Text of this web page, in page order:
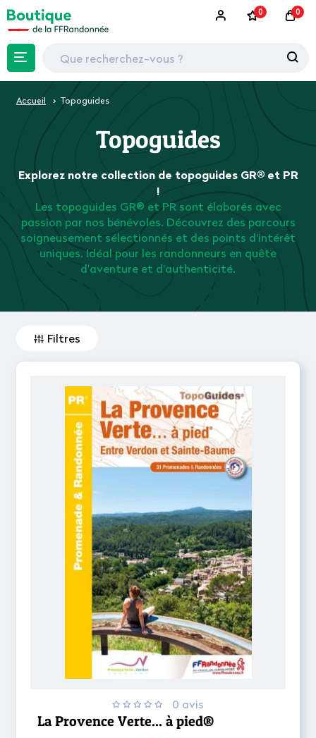
0 0
Accueil Topoguides
Topoguides
Explorez notre collection de topoguides GR® et PR
!
Les topoguides GR® et PR sont élaborés avec
passion par nos bénévoles. Découvrez des parcours
soigneusement sélectionnés et des points d'intérêt
uniques. Idéal pour les randonneurs en quête
d'aventure et d'authenticité.
Filtres
0 avis
La Provence Verte... à pied®